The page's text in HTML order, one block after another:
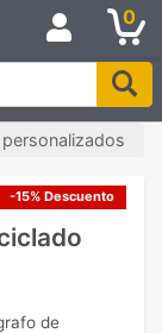
0
-15% Descuento
de